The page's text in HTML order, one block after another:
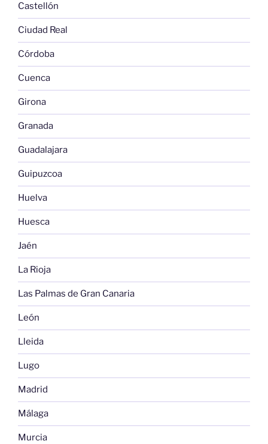
Castellón
Ciudad Real
Córdoba
Cuenca
Girona
Granada
Guadalajara
Guipuzcoa
Huelva
Huesca
Jaén
La Rioja
Las Palmas de Gran Canaria
León
Lleida
Lugo
Madrid
Málaga
Murcia